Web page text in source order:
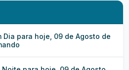
Dia para hoje, 09 de Agosto de